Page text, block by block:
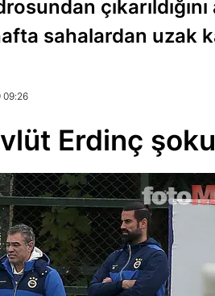
sahalardan uzak
09:26
Erdinç